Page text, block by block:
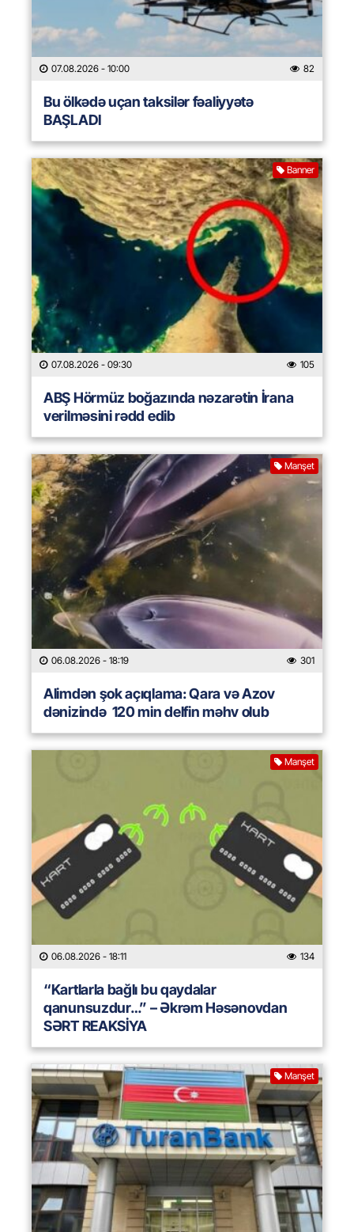
07.08.2026 - 10:00 82
Bu ölkədə uçan taksilər fəaliyyətə
BAŞLADI
Banner
07.08.2026 - 09:30 105
ABŞ Hörmüz boğazında nəzarətin İrana
verilməsini rədd edib
Manşet
06.08.2026 - 18:19 301
Alimdən şok açıqlama: Qara və Azov
dənizində 120 min delfin məhv olub
Manşet
06.08.2026 - 18:11 134
“Kartlarla bağlı bu qaydalar
qanunsuzdur…” – Əkrəm Həsənovdan
SƏRT REAKSİYA
Manşet